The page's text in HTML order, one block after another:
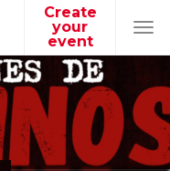
Create
your
event